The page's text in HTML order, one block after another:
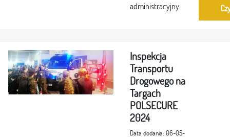
administracyjny.
Inspekcja
Transportu
Drogowego na
Targach
POLSECURE
2024
Data dodania: 06-05-